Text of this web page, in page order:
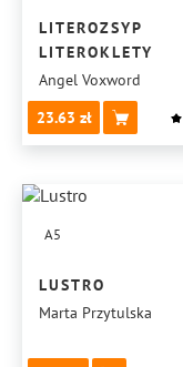
LITEROZSYP
LITEROKLETY
Angel Voxword
23.63
A5
LUSTRO
Marta Przytulska